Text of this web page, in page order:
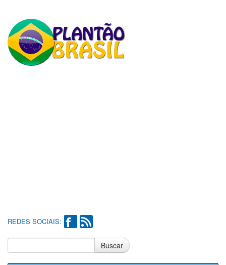
REDES SOCIAIS:
Buscar